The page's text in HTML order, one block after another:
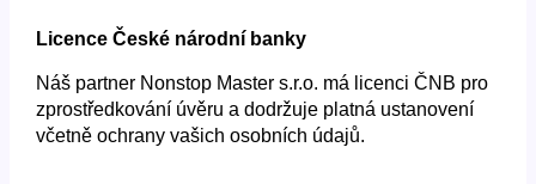
Licence České národní banky
Náš partner Nonstop Master s.r.o. má licenci ČNB pro
zprostředkování úvěru a dodržuje platná ustanovení
včetně ochrany vašich osobních údajů.